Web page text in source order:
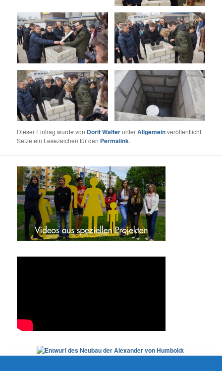
Dieser Eintrag wurde von Dorit WalterunterAllgemeinveröffentlicht.
Setze ein Lesezeichen für den Permalink.